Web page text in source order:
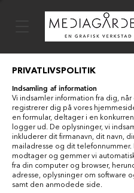
PRIVATLIVSPOLITIK
Indsamling af information
Vi indsamler information fra dig, når
registrerer dig på vores
en formular, deltager i en
logger ud. De oplysninger, vi
inkluderer dit firmanavn, dit navn,
mailadresse og dit telefonnummer.
modtager og gemmer vi
fra din computer og browser,
adresse, oplysninger om software
samt den anmodede side.